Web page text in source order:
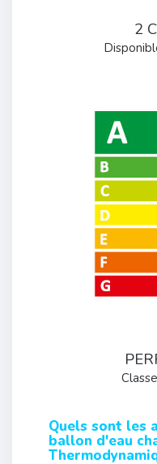
2
Quels sont les
ballon d'eau